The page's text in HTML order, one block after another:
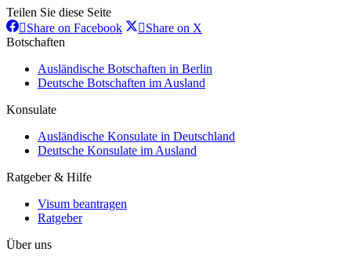
Teilen Sie diese Seite
Share on FacebookShareShare on X
Botschaften
Ausländische Botschaften in Berlin
Deutsche Botschaften im Ausland
Konsulate
Ausländische Konsulate in Deutschland
Deutsche Konsulate im Ausland
Ratgeber & Hilfe
Visum beantragen
Ratgeber
Über uns